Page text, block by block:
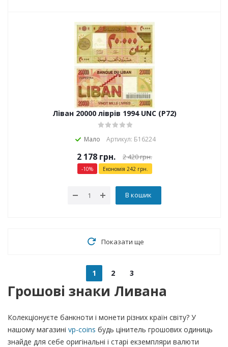
Ліван 20000 ліврів 1994 UNC (P72)
Мало Артикул: Б16224
2 178 грн. 2 420грн.
-10% Економія 242грн.
В кошик
Показати ще
1 2 3
Грошові знаки Ливана
Колекціонуєте банкноти і монети різних країн світу? У
нашому магазині vp-coins будь цінитель грошових одиниць
знайде для себе оригінальні і старі екземпляри валюти